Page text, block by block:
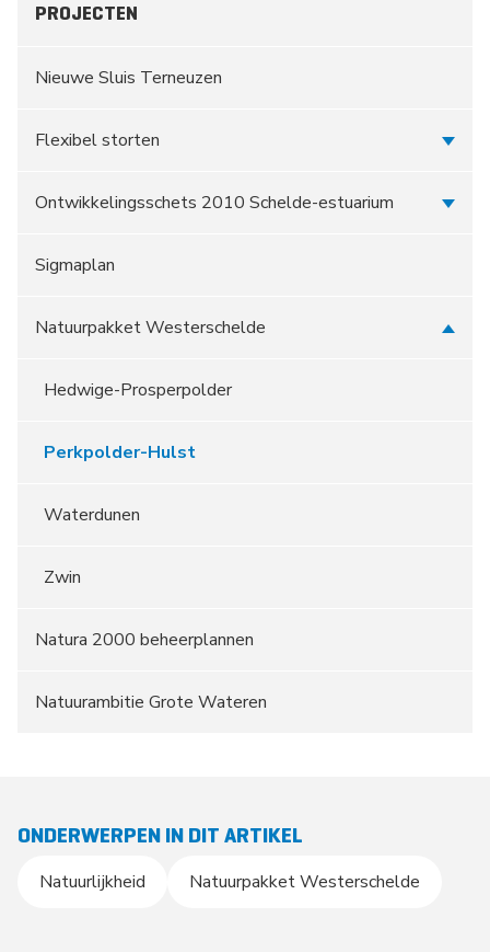
PROJECTEN
Nieuwe Sluis Terneuzen
Flexibel storten
Ontwikkelingsschets 2010 Schelde-estuarium
Sigmaplan
Natuurpakket Westerschelde
Hedwige-Prosperpolder
Perkpolder-Hulst
Waterdunen
Zwin
Natura 2000 beheerplannen
Natuurambitie Grote Wateren
ONDERWERPEN IN DIT ARTIKEL
Natuurlijkheid Natuurpakket Westerschelde